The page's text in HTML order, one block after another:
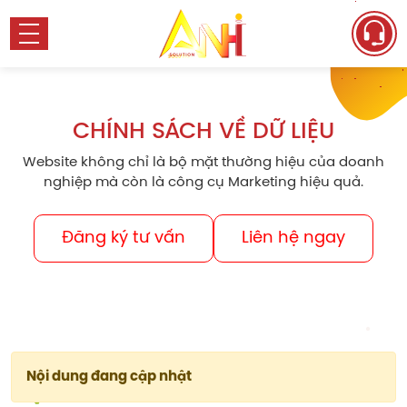
CHÍNH SÁCH VỀ DỮ LIỆU
Website không chỉ là bộ mặt thường hiệu của doanh
nghiệp mà còn là công cụ Marketing hiệu quả.
Đăng ký tư vấn Liên hệ ngay
Nội dung đang cập nhật